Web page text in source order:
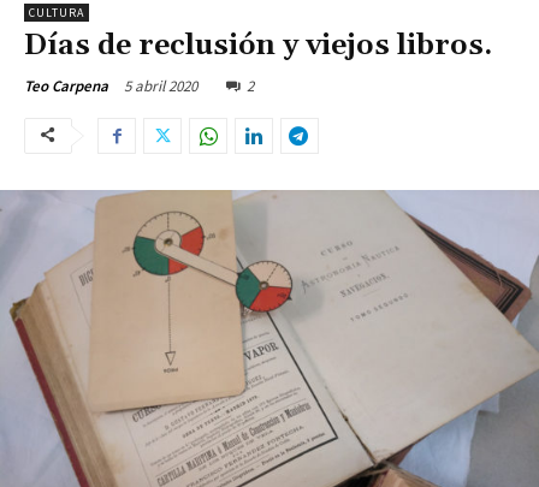
CULTURA
Días de reclusión y viejos libros.
Teo Carpena 5 abril 2020 2